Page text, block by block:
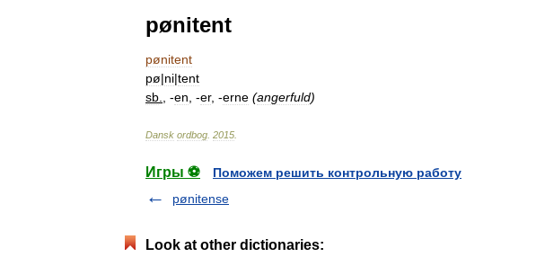
pønitent
pønitent
pø|ni|tent
sb
, -en , -er, -erne (angerfuld)
Dansk ordbog 2015
Игры ⚽
Поможем решить контрольную работу
pønitense
Look at other dictionaries: